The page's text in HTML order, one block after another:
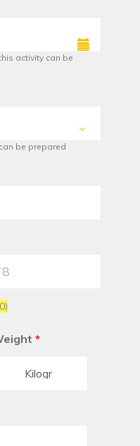
activity can be
be prepared
*